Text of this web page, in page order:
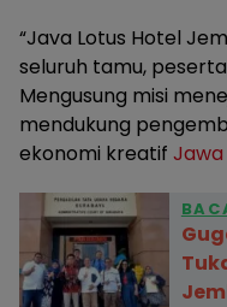
“Java Lotus Hotel
seluruh tamu,
Mengusung misi
mendukung
ekonomi kreatif